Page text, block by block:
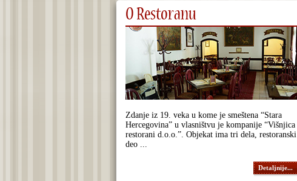
O Restoranu
Zdanje iz 19. veka u kome je smeštena “Stara
Hercegovina” u vlasništvu je kompanije “Višnjica
restorani d.o.o.”. Objekat ima tri dela, restoranski
deo ...
Detaljnije...